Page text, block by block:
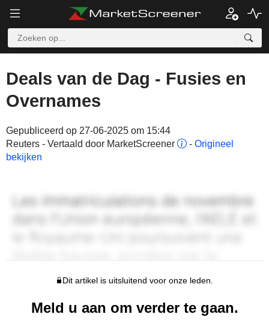
Deals van de Dag - Fusies en
Overnames
Gepubliceerd op 27-06-2025 om 15:44
Reuters - Vertaald door MarketScreener
- Origineel
bekijken
Dit artikel is uitsluitend voor onze leden.
Meld u aan om verder te gaan.